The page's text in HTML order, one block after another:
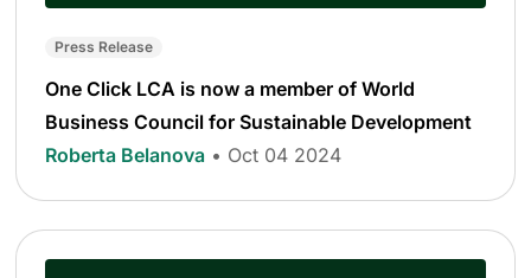
Press Release
One Click LCA is now a member of World
Business Council for Sustainable Development
Roberta Belanova • Oct 04 2024